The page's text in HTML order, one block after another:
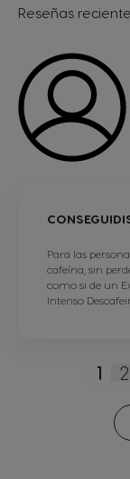
Reseñas
Para las
cafeína, sin
como si de un
Intenso
1 2